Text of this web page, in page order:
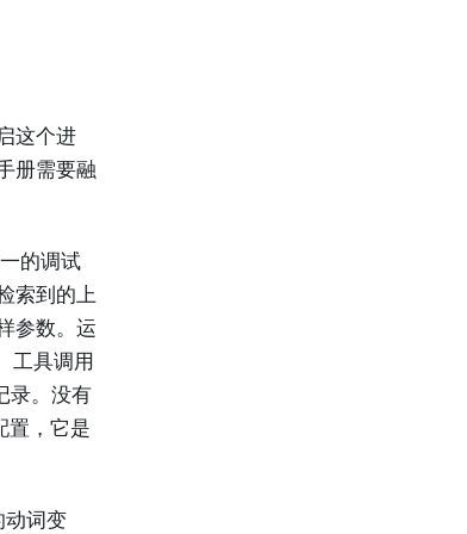
这个进
册需要融
的调试
索到的上
参数。运
工具调用
录。没有
置，它是
动词变